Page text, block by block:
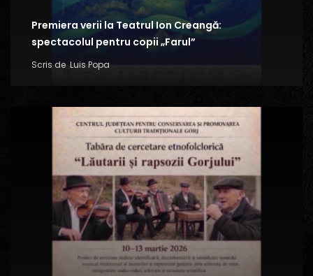
Premiera verii la Teatrul Ion Creangă:
spectacolul pentru copii „Farul”
Scris de Luis Popa